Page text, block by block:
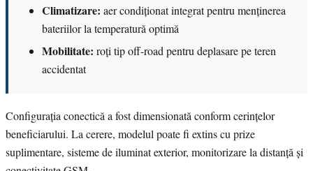
Climatizare: aer condiționat integrat pentru menținerea
bateriilor la temperatură optimă
Mobilitate: roți tip off-road pentru deplasare pe teren
accidentat
Configurația conectică a fost dimensionată conform cerințelor
beneficiarului. La cerere, modelul poate fi extins cu prize
suplimentare, sisteme de iluminat exterior, monitorizare la distanță și